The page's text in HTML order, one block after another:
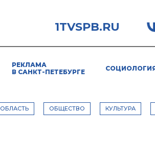
1TVSPB.RU
РЕКЛАМА
В САНКТ-ПЕТЕБУРГЕ
ОБЛАСТЬ ОБЩЕСТВО КУЛЬТУРА